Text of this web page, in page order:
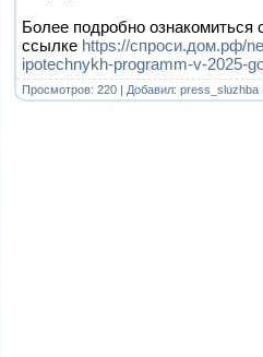
Более подробно
ссылке https://спроси.дом.рф/
ipotechnykh-programm-v-2025-
Просмотров: 220 | Добавил: press_sluzhba